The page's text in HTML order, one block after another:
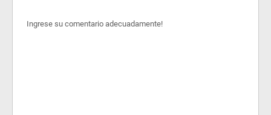
Ingrese su comentario adecuadamente!